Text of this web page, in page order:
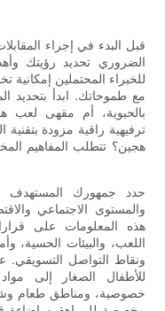
قبل البدء في إجراء
الضروري تحديد رؤيتك
للخبراء المحتملين
مع طموحاتك. ابدأ بتحديد
بالحيوية، أم مقهى لعب
ترفيهية راقية مزودة
هجين؟ تتطلب المفاهيم
حدد جمهورك المستهدف
والمستوى الاجتماعي
هذه المعلومات على
اللعب، والبيئات الحسية،
ونقاط التواصل التسويقي.
للأطفال الصغار إلى
خصوصية، ومناطق طعام